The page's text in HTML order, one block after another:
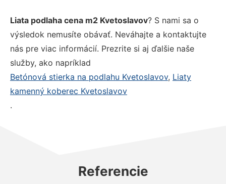
Liata podlaha cena m2 Kvetoslavov? S nami sa o
výsledok nemusíte obávať. Neváhajte a kontaktujte
nás pre viac informácií. Prezrite si aj ďalšie naše
služby, ako napríklad
Betónová stierka na podlahu Kvetoslavov, Liaty
kamenný koberec Kvetoslavov
.
Referencie